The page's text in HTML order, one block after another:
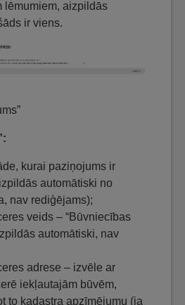
lēmumiem, aizpildās
ir viens.
kurai paziņojums ir
automātiski no
nav rediģējams);
veids – “Būvniecības
automātiski, nav
adrese – izvēle ar
iekļautajām būvēm,
to kadastra apzīmējumu (ja